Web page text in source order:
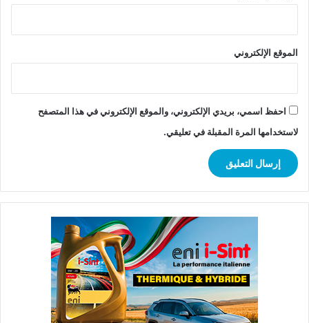
الموقع الإلكتروني
احفظ اسمي، بريدي الإلكتروني، والموقع الإلكتروني في هذا المتصفح
لاستخدامها المرة المقبلة في تعليقي.